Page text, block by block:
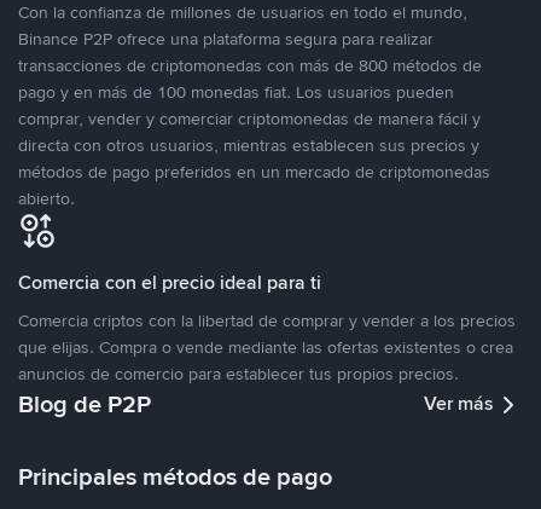
Con la confianza de millones de usuarios en todo el mundo,
Binance P2P ofrece una plataforma segura para realizar
transacciones de criptomonedas con más de 800 métodos de
pago y en más de 100 monedas fiat. Los usuarios pueden
comprar, vender y comerciar criptomonedas de manera fácil y
directa con otros usuarios, mientras establecen sus precios y
métodos de pago preferidos en un mercado de criptomonedas
abierto.
Comercia con el precio ideal para ti
Comercia criptos con la libertad de comprar y vender a los precios
que elijas. Compra o vende mediante las ofertas existentes o crea
anuncios de comercio para establecer tus propios precios.
Blog de P2P Ver más
Principales métodos de pago